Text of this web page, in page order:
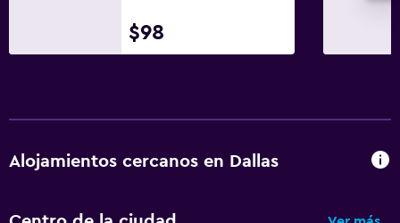
$98
Alojamientos cercanos en Dallas